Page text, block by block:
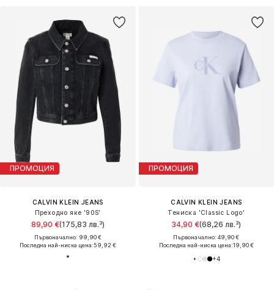
ПРОМОЦИЯ
CALVIN KLEIN JEANS
Преходно яке '90S'
89,90 €(175,83 лв.³)
Първоначално: 99,90 €
Последна най-ниска цена:59,92 €
ПРОМОЦИЯ
CALVIN KLEIN JEANS
Тениска 'Classic Logo'
34,90 €(68,26 лв.³)
Първоначално: 49,90 €
Последна най-ниска цена:19,90 €
+4